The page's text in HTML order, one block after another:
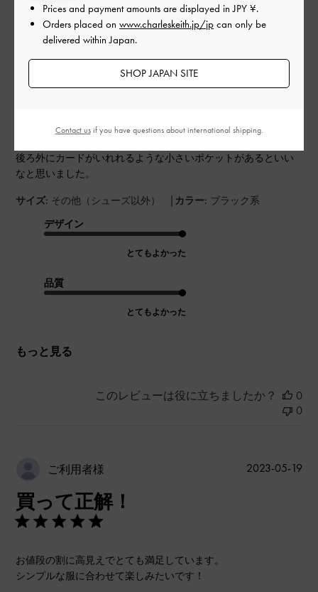
ご利用者様
オンライン購入
少し傷がつきやすい素材だとは思うので、気をつけて使ってい
後ろ外にカードがいれれるような小さいポケットがあるといい
なと思いました。
サイズ: その他（シューズ以外） | カラー: ブラック系
デザイン
とてもよかった
品質
とてもよかった
もっと見る
2023-05-20
このレビューは役に立ちましたか？
0
0
ご利用者様
買って正解！
お値段の割に高見えでとても満足しています。
シンプルな服に合わせて楽しみたいです！
公
2023-05-19
Prices and payment amounts are displayed inJPY ¥.
Orders placed on www.charleskeith.jp/jp can only be
delivered within Japan.
SHOP JAPAN SITE
Contact usif you have questions about international shipping.